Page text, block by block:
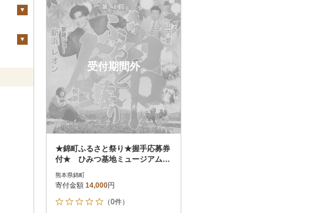
受付期間外
★錦町ふるさと祭り★握手応募券
付★ ひみつ基地ミュージアム入
ーセット
熊本県錦町
寄付金額 14,000円
（0件）